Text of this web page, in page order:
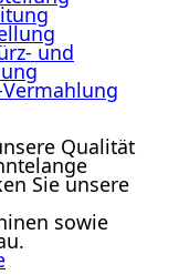
und
Qualität
Sie unsere
sowie